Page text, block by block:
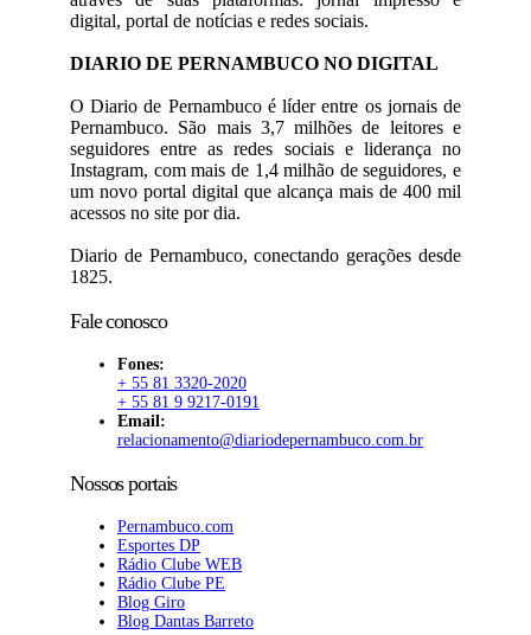
digital, portal de notícias e redes sociais.
DIARIO DE PERNAMBUCO NO DIGITAL
O Diario de Pernambuco é líder entre os jornais de
Pernambuco. São mais 3,7 milhões de leitores e
seguidores entre as redes sociais e liderança no
Instagram, com mais de 1,4 milhão de seguidores, e
um novo portal digital que alcança mais de 400 mil
acessos no site por dia.
Diario de Pernambuco, conectando gerações desde
1825.
Fale conosco
Fones:
+ 55 81 3320-2020
+ 55 81 9 9217-0191
Email:
relacionamento@diariodepernambuco.com.br
Nossos portais
Pernambuco.com
Esportes DP
Rádio Clube WEB
Rádio Clube PE
Blog Giro
Blog Dantas Barreto